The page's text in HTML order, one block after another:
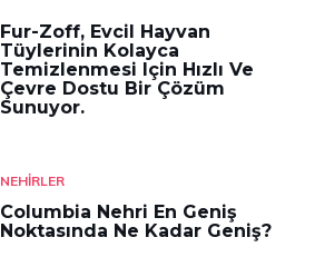
Fur-Zoff, Evcil Hayvan
Tüylerinin Kolayca
Temizlenmesi Için Hızlı Ve
Çevre Dostu Bir Çözüm
Sunuyor.
NEHIRLER
Columbia Nehri En Geniş
Noktasında Ne Kadar Geniş?